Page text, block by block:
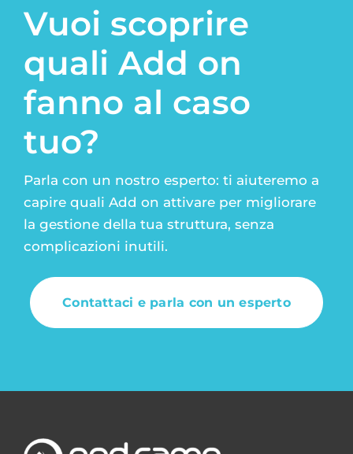
Vuoi scoprire
quali Add on
fanno al caso
tuo?
Parla con un nostro esperto: ti aiuteremo a
capire quali Add on attivare per migliorare
la gestione della tua struttura, senza
complicazioni inutili.
Contattaci e parla con un esperto